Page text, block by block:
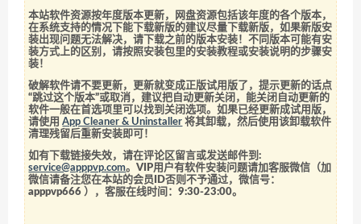
本站软件资源按年度版本更新，网盘资源包括该年度的各个版本，
在系统支持的情况下能下载新版的建议尽量下载新版，如果新版安
装出现问题无法解决，请下载之前的版本安装！不同版本可能有安
装方式上的区别，请按照安装包里的安装教程或安装说明的步骤安
装！
破解软件请不要更新，更新就变成正版试用版了，提示更新的话点
“跳过这个版本”或取消，建议把自动更新关闭，能关闭自动更新的
软件一般在首选项里可以找到关闭选项。如果已经更新成试用版，
请使用App Cleaner & Uninstaller 将其卸载，然后使用该卸载软件
清理残留后重新安装即可！
如有下载链接失效，请在评论区留言或发送邮件到:
service@apppvp.com。VIP用户有软件安装问题请加客服微信（加
微信请备注您在本站的会员ID否则不予通过，微信号：
apppvp666 ），客服在线时间：9:30-23:00。